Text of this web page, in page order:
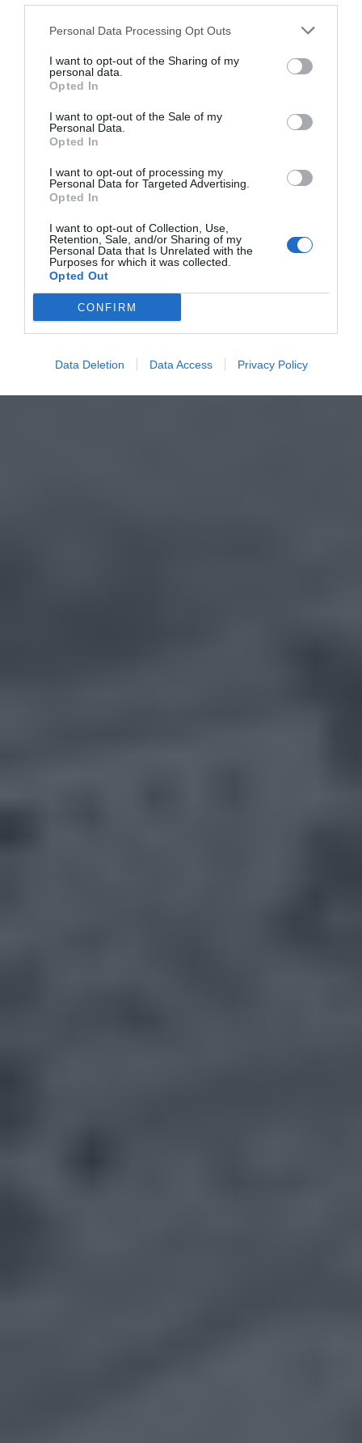
Personal Data Processing Opt Outs
I want to opt-out of the Sharing of my
personal data.
Opted In
I want to opt-out of the Sale of my
Personal Data.
Opted In
I want to opt-out of processing my
Personal Data for Targeted Advertising.
Opted In
I want to opt-out of Collection, Use,
Retention, Sale, and/or Sharing of my
Personal Data that Is Unrelated with the
Purposes for which it was collected.
Opted Out
CONFIRM
Data Deletion Data Access Privacy Policy